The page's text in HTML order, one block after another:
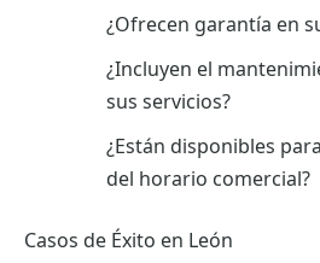
¿Ofrecen garantía en
¿Incluyen el
sus servicios?
¿Están disponibles
del horario comercial?
Casos de Éxito en León